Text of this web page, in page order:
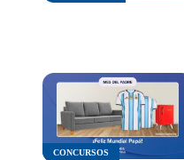
CONCURSOS